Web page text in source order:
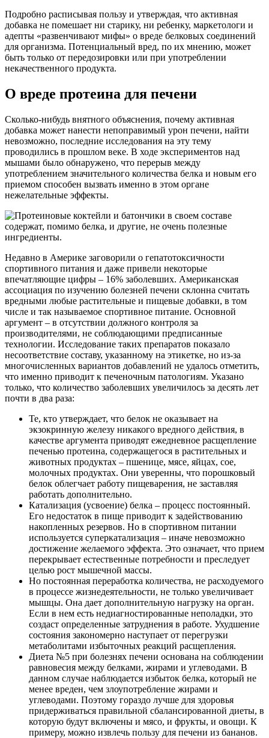
Подробно расписывая пользу и утверждая, что активная
добавка не помешает ни старику, ни ребенку, маркетологи и
адепты «развенчивают мифы» о вреде белковых соединений
для организма. Потенциальный вред, по их мнению, может
быть только от передозировки или при употреблении
некачественного продукта.
О вреде протеина для печени
Сколько-нибудь внятного объяснения, почему активная
добавка может нанести непоправимый урон печени, найти
невозможно, последние исследования на эту тему
проводились в прошлом веке. В ходе экспериментов над
мышами было обнаружено, что перерыв между
употреблением значительного количества белка и новым его
приемом способен вызвать именно в этом органе
нежелательные эффекты.
Недавно в Америке заговорили о гепатотоксичности
спортивного питания и даже привели некоторые
впечатляющие цифры – 16% заболевших. Американская
ассоциация по изучению болезней печени склонна считать
вредными любые растительные и пищевые добавки, в том
числе и так называемое спортивное питание. Основной
аргумент – в отсутствии должного контроля за
производителями, не соблюдающими предписанные
технологии. Исследование таких препаратов показало
несоответствие составу, указанному на этикетке, но из-за
многочисленных вариантов добавлений не удалось отметить,
что именно приводит к печеночным патологиям. Указано
только, что количество заболевших увеличилось за десять лет
почти в два раза:
Те, кто утверждает, что белок не оказывает на
экзокринную железу никакого вредного действия, в
качестве аргумента приводят ежедневное расщепление
печенью протеина, содержащегося в растительных и
животных продуктах – пшенице, мясе, яйцах, сое,
молочных продуктах. Они уверенны, что порошковый
белок облегчает работу пищеварения, не заставляя
работать дополнительно.
Катализация (усвоение) белка – процесс постоянный.
Его недостаток в пище приводит к задействованию
накопленных резервов. Но в спортивном питании
используется суперкатализация – иначе невозможно
достижение желаемого эффекта. Это означает, что прием
перекрывает естественные потребности и преследует
целью рост мышечной массы.
Но постоянная переработка количества, не расходуемого
в процессе жизнедеятельности, не только увеличивает
мышцы. Она дает дополнительную нагрузку на орган.
Если в нем есть недиагностированные неполадки, это
создаст определенные затруднения в работе. Ухудшение
состояния закономерно наступает от перегрузки
метаболитами избыточных реакций расщепления.
Диета №5 при болезнях печени основана на соблюдении
равновесия между белками, жирами и углеводами. В
данном случае наблюдается избыток белка, который не
менее вреден, чем злоупотребление жирами и
углеводами. Поэтому гораздо лучше для здоровья
придерживаться правильной сбалансированной диеты, в
которую будут включены и мясо, и фрукты, и овощи. К
примеру, можно извлечь пользу для печени из бананов.